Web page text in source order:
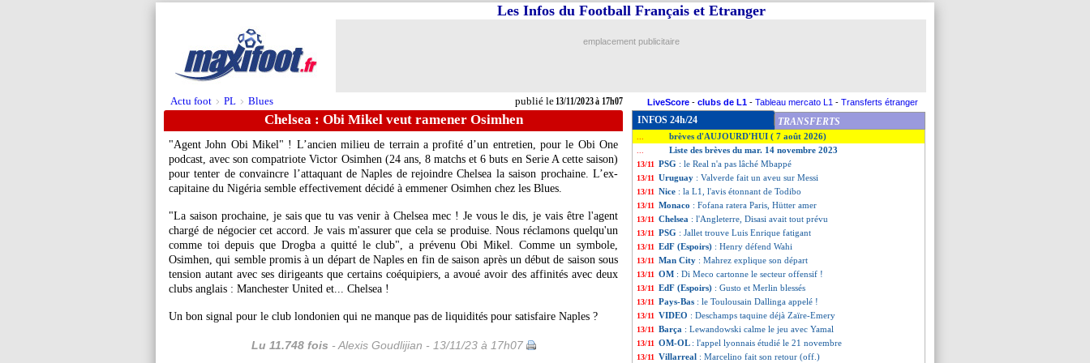
Actu foot > PL > Blues publié le13/11/2023 à 17h07
Les Infos du Football Français et Etranger
emplacement publicitaire
LiveScore - clubs de L1 - Tableau mercato L1 - Transferts étranger
Chelsea : Obi Mikel veut ramener Osimhen
"Agent John Obi Mikel" ! L’ancien milieu de terrain a profité d’un entretien, pour le Obi One
podcast, avec son compatriote Victor Osimhen(24 ans, 8 matchs et 6 buts en Serie A cette saison)
pour tenter de convaincre l’attaquant de Naples de rejoindre Chelsea la saison prochaine. L’ex-
capitaine du Nigéria semble effectivement décidé à emmener Osimhen chez les Blues.
"La saison prochaine, je sais que tu vas venir à Chelsea mec ! Je vous le dis, je vais être l'agent
chargé de négocier cet accord. Je vais m'assurer que cela se produise. Nous réclamons quelqu'un
comme toi depuis que Drogba a quitté le club", a prévenu Obi Mikel. Comme un symbole,
Osimhen, qui semble promis à un départ de Naples en fin de saison après un début de saison sous
tension autant avec ses dirigeants que certains coéquipiers, a avoué avoir des affinités avec deux
clubs anglais : Manchester United et... Chelsea !
Un bon signal pour le club londonien qui ne manque pas de liquidités pour satisfaire Naples ?
Lu 11.748 fois - Alexis Goudlijian - 13/11/23 à 17h07
INFOS 24h/24 TRANSFERTS
brèves d'AUJOURD'HUI ( 7 août 2026)
Liste des brèves du mar. 14 novembre 2023
13/11 PSG : le Real n'a pas lâché Mbappé
13/11 Uruguay : Valverde fait un aveu sur Messi
13/11 Nice : la L1, l'avis étonnant de Todibo
13/11 Monaco : Fofana ratera Paris, Hütter amer
13/11 Chelsea : l'Angleterre, Disasi avait tout prévu
13/11 PSG : Jallet trouve Luis Enrique fatigant
13/11 EdF (Espoirs) : Henry défend Wahi
13/11 Man City : Mahrez explique son départ
13/11 OM : Di Meco cartonne le secteur offensif !
13/11 EdF (Espoirs) : Gusto et Merlin blessés
13/11 Pays-Bas : le Toulousain Dallinga appelé !
13/11 VIDEO : Deschamps taquine déjà Zaïre-Emery
13/11 Barça : Lewandowski calme le jeu avec Yamal
13/11 OM-OL : l'appel lyonnais étudié le 21 novembre
13/11 Villarreal : Marcelino fait son retour (off.)